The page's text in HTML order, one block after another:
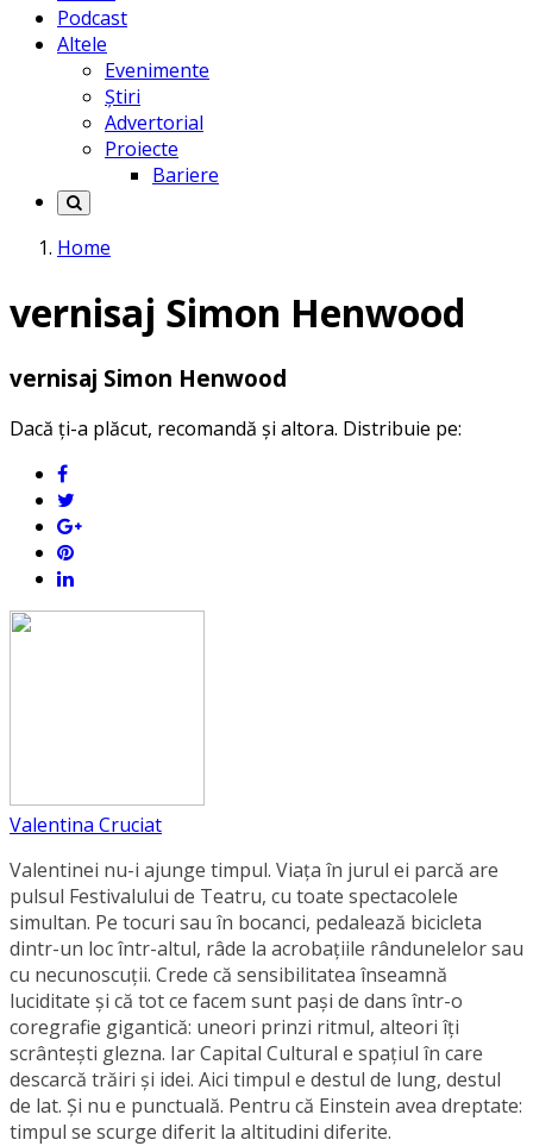
Podcast
Altele
Evenimente
Știri
Advertorial
Proiecte
Bariere
Home
vernisaj Simon Henwood
vernisaj Simon Henwood
Dacă ți-a plăcut, recomandă și altora. Distribuie pe:
Valentina Cruciat
Valentinei nu-i ajunge timpul. Viața în jurul ei parcă are
pulsul Festivalului de Teatru, cu toate spectacolele
simultan. Pe tocuri sau în bocanci, pedalează bicicleta
dintr-un loc într-altul, râde la acrobațiile rândunelelor sau
cu necunoscuții. Crede că sensibilitatea înseamnă
luciditate și că tot ce facem sunt pași de dans într-o
coregrafie gigantică: uneori prinzi ritmul, alteori îți
scrântești glezna. Iar Capital Cultural e spațiul în care
descarcă trăiri și idei. Aici timpul e destul de lung, destul
de lat. Și nu e punctuală. Pentru că Einstein avea dreptate:
timpul se scurge diferit la altitudini diferite.